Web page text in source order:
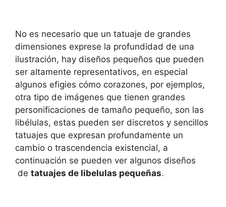
No es necesario que un tatuaje de grandes
dimensiones exprese la profundidad de una
ilustración, hay diseños pequeños que pueden
ser altamente representativos, en especial
algunos efigies cómo corazones, por ejemplos,
otra tipo de imágenes que tienen grandes
personificaciones de tamaño pequeño, son las
libélulas, estas pueden ser discretos y sencillos
tatuajes que expresan profundamente un
cambio o trascendencia existencial, a
continuación se pueden ver algunos diseños
de tatuajes de libelulas pequeñas.